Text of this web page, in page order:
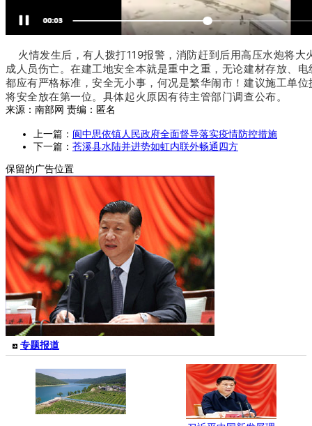
火情发生后，有人拨打119报警，消防赶到后用高压水炮将大
成人员伤亡。在建工地安全本就是重中之重，无论建材存放、
都应有严格标准，安全无小事，何况是繁华闹市！建议施工单
将安全放在第一位。具体起火原因有待主管部门调查公布。
来源：南部网 责编：匿名
上一篇： 阆中思依镇人民政府全面督导落实疫情防控措施
下一篇： 苍溪县水陆并进势如虹内联外畅通四方
保留的广告位置
专题报道